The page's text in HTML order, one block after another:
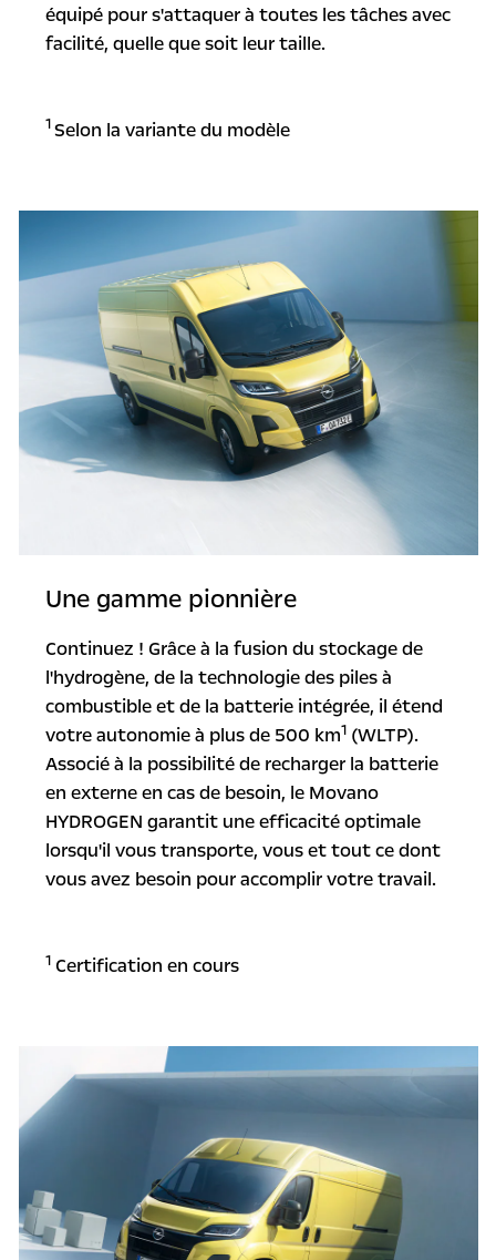
équipé pour s'attaquer à toutes les tâches avec
facilité, quelle que soit leur taille.
1Selon la variante du modèle
Une gamme pionnière
Continuez ! Grâce à la fusion du stockage de
l'hydrogène, de la technologie des piles à
combustible et de la batterie intégrée, il étend
votre autonomie à plus de 500 km1(WLTP).
Associé à la possibilité de recharger la batterie
en externe en cas de besoin, le Movano
HYDROGEN garantit une efficacité optimale
lorsqu'il vous transporte, vous et tout ce dont
vous avez besoin pour accomplir votre travail.
1Certification en cours